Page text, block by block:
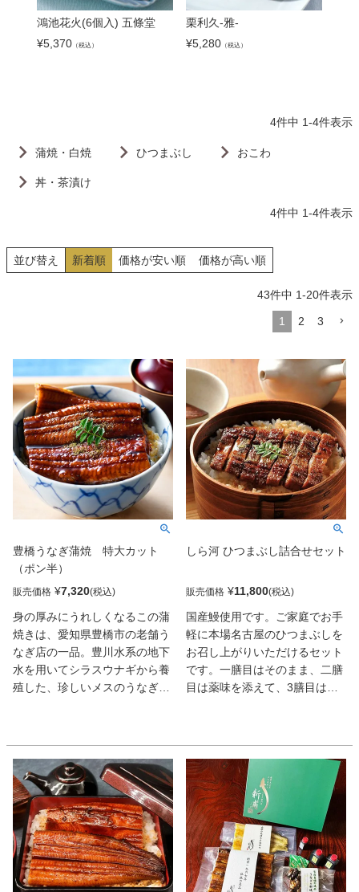
鴻池花火(6個入) 五條堂
¥5,370 （税込）
栗利久-雅-
¥5,280 （税込）
4件中 1-4件表示
丼・茶漬け
おこわ
ひつまぶし
蒲焼・白焼
4件中 1-4件表示
並び替え 新着順 価格が安い順 価格が高い順
43件中 1-20件表示
1 2 3
豊橋うなぎ蒲焼 特大カット
（ポン半）
販売価格 ¥7,320
身の厚みにうれしくなるこの蒲
焼きは、愛知県豊橋市の老舗う
なぎ店の一品。豊川水系の地下
水を用いてシラスウナギから養
殖した、珍しいメスのうなぎを
止まらない。
しら河 ひつまぶし詰合せセット
販売価格 ¥11,800
国産鰻使用です。ご家庭でお手
軽に本場名古屋のひつまぶしを
お召し上がりいただけるセット
です。一膳目はそのまま、二膳
目は薬味を添えて、3膳目は薬